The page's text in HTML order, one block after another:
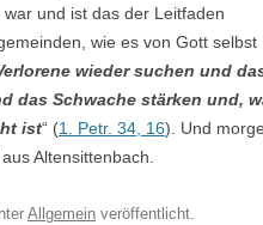
und ist das der Leitfaden
wie es von Gott selbst
wieder suchen und
das Schwache stärken und,
ist“ (1. Petr. 34, 16). Und
Altensittenbach.
Allgemein veröffentlicht.